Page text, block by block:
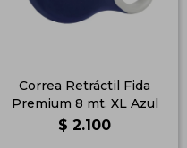
Correa Retráctil Fida
Premium 8 mt. XL Azul
$ 2.100